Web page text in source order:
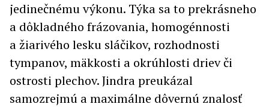
jedinečnému výkonu. Týka sa to prekrásneho
a dôkladného frázovania, homogénnosti
a žiarivého lesku sláčikov, rozhodnosti
tympanov, mäkkosti a okrúhlosti driev či
ostrosti plechov. Jindra preukázal
samozrejmú a maximálne dôvernú znalosť